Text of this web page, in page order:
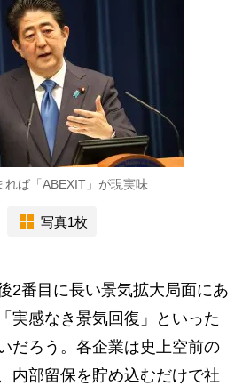
れば「ABEXIT」が現実味
写真1枚
2番目に長い景気拡大局面にあ
実感なき景気回復」といった
だろう。各企業は史上空前の
内部留保を貯め込むだけで社